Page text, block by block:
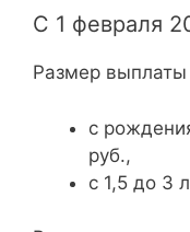
С 1 февраля
Размер выплаты
с
руб.,
с 1,5 до 3